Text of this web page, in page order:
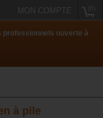
MON COMPTE
professionnels ouverte à
à pile